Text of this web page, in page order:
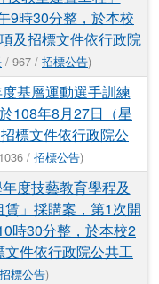
9時30分整，於本校
及招標文件依行政院
/ 967 / 招標公告)
基層運動選手訓練
108年8月27日（星
標文件依行政院公
/ 招標公告)
度技藝教育學程及
」採購案，第1次開
時30分整，於本校2
件依行政院公共工
招標公告)